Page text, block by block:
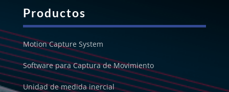
Productos
Motion Capture System
Software para Captura de Movimiento
Unidad de medida inercial